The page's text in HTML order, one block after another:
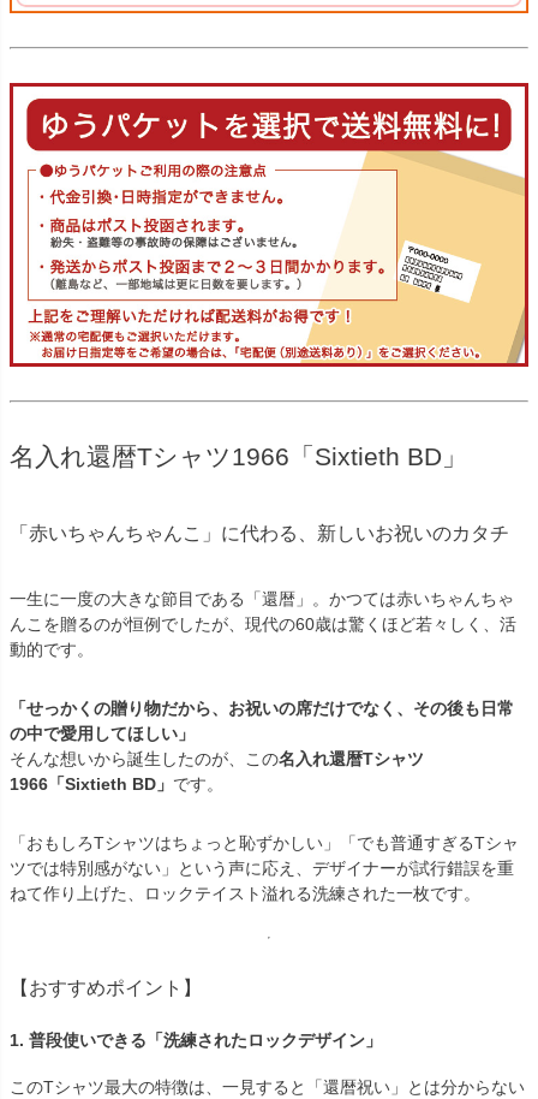
名入れ還暦Tシャツ1966「Sixtieth BD」
「赤いちゃんちゃんこ」に代わる、新しいお祝いのカタチ
一生に一度の大きな節目である「還暦」。かつては赤いちゃんちゃ
んこを贈るのが恒例でしたが、現代の60歳は驚くほど若々しく、活
動的です。
「せっかくの贈り物だから、お祝いの席だけでなく、その後も日常
の中で愛用してほしい」
そんな想いから誕生したのが、この名入れ還暦Tシャツ
1966「Sixtieth BD」 です。
「おもしろTシャツはちょっと恥ずかしい」「でも普通すぎるTシャ
ツでは特別感がない」という声に応え、デザイナーが試行錯誤を重
ねて作り上げた、ロックテイスト溢れる洗練された一枚です。
【おすすめポイント】
1. 普段使いできる「洗練されたロックデザイン」
このTシャツ最大の特徴は、一見すると「還暦祝い」とは分からない